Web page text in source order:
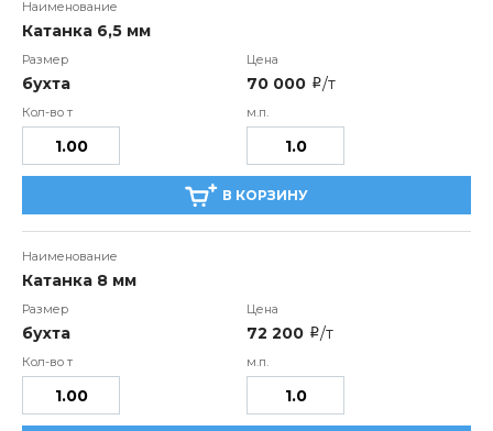
Катанка 6,5 мм
бухта 70 000 i/т
В КОРЗИНУ
Катанка 8 мм
бухта 72 200 i/т